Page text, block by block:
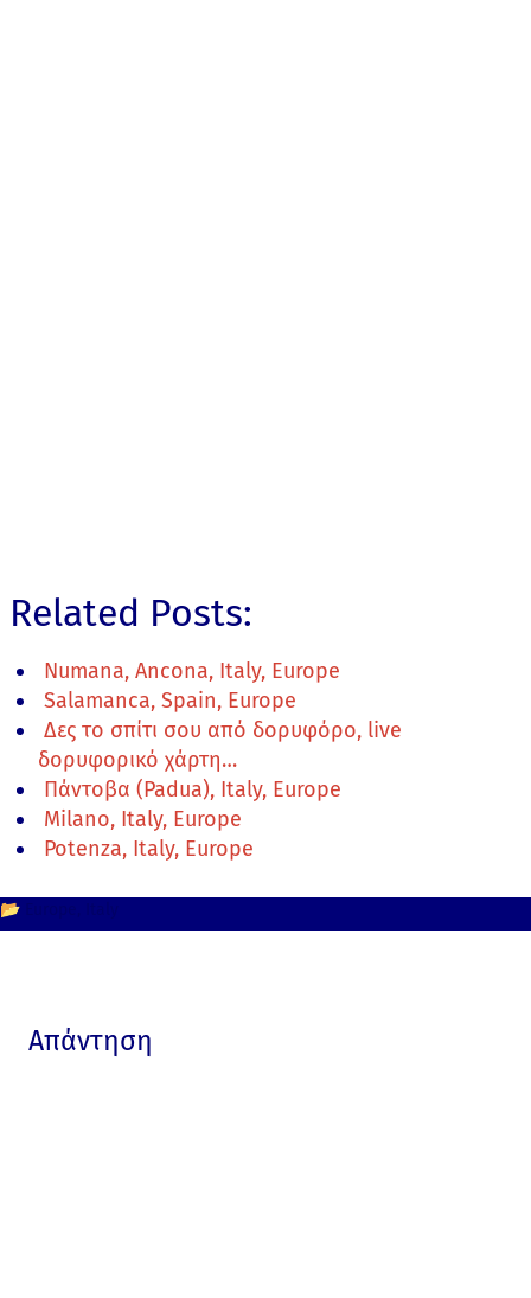
Related Posts:
Numana, Ancona, Italy, Europe
Salamanca, Spain, Europe
Δες το σπίτι σου από δορυφόρο, live
δορυφορικό χάρτη…
Πάντοβα (Padua), Italy, Europe
Milano, Italy, Europe
Potenza, Italy, Europe
📂
Απάντηση